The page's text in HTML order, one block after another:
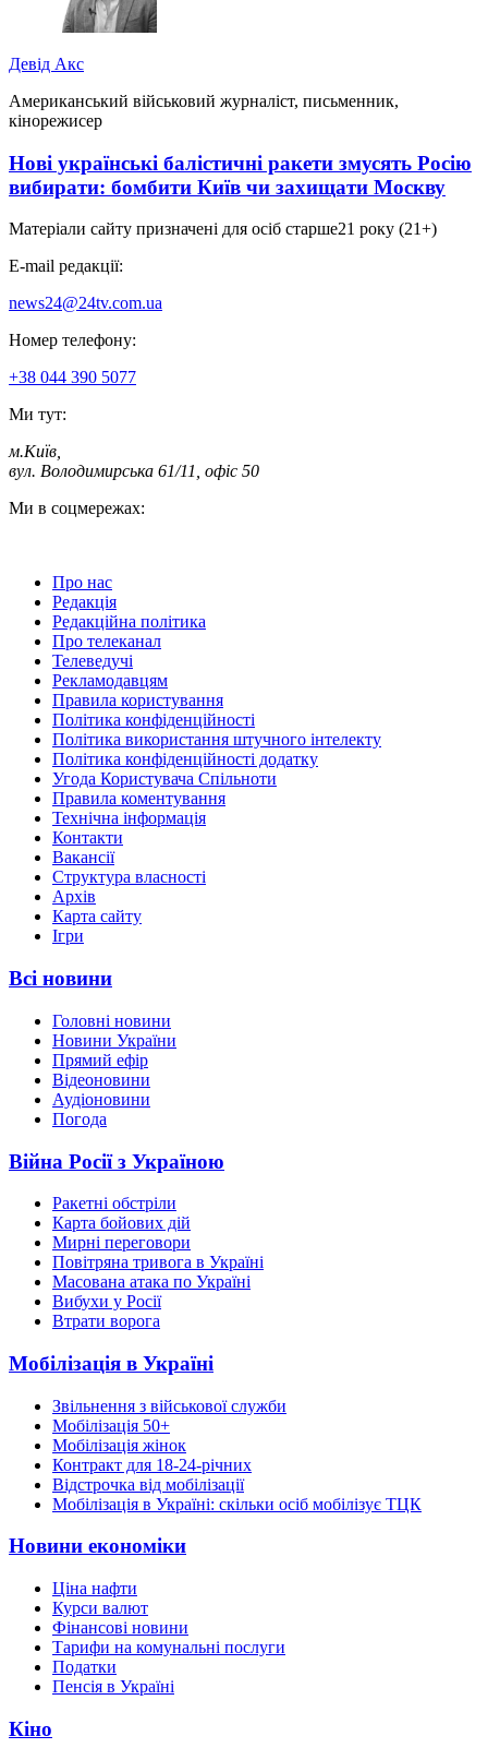
Девід Акс
Американський військовий журналіст, письменник,
кінорежисер
Нові українські балістичні ракети змусять Росію
вибирати: бомбити Київ чи захищати Москву
Матеріали сайту призначені для осіб старше21 року (21+)
E-mail редакції:
news24@24tv.com.ua
Номер телефону:
+38 044 390 5077
Ми тут:
м.Київ
вул. Володимирська 61/11, офіс 50
Ми в соцмережах:
Про нас
Редакція
Редакційна політика
Про телеканал
Телеведучі
Рекламодавцям
Правила користування
Політика конфіденційності
Політика використання штучного інтелекту
Політика конфіденційності додатку
Угода Користувача Спільноти
Правила коментування
Технічна інформація
Контакти
Вакансії
Структура власності
Архів
Карта сайту
Ігри
Всі новини
Головні новини
Новини України
Прямий ефір
Відеоновини
Аудіоновини
Погода
Війна Росії з Україною
Ракетні обстріли
Карта бойових дій
Мирні переговори
Повітряна тривога в Україні
Масована атака по Україні
Вибухи у Росії
Втрати ворога
Мобілізація в Україні
Звільнення з військової служби
Мобілізація 50+
Мобілізація жінок
Контракт для 18-24-річних
Відстрочка від мобілізації
Мобілізація в Україні: скільки осіб мобілізує ТЦК
Новини економіки
Ціна нафти
Курси валют
Фінансові новини
Тарифи на комунальні послуги
Податки
Пенсія в Україні
Кіно